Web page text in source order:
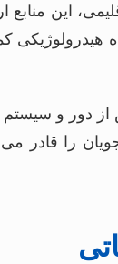
این
را قادر